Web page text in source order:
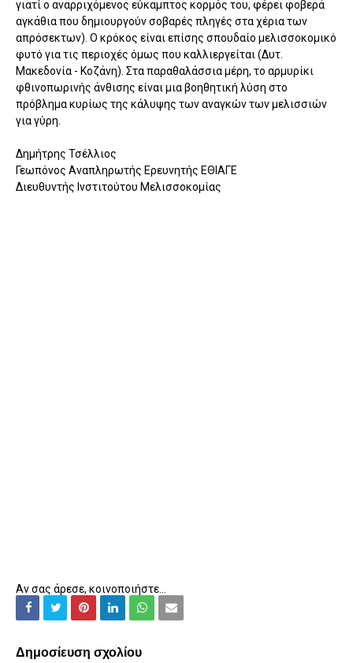
γιατί ο αναρριχόμενος εύκαμπτος κορμός του, φέρει φοβερά
αγκάθια που δημιουργούν σοβαρές πληγές στα χέρια των
απρόσεκτων). Ο κρόκος είναι επίσης σπουδαίο μελισσοκομικό
φυτό για τις περιοχές όμως που καλλιεργείται (Δυτ.
Μακεδονία - Κοζάνη). Στα παραθαλάσσια μέρη, το αρμυρίκι
φθινοπωρινής άνθισης είναι μια βοηθητική λύση στο
πρόβλημα κυρίως της κάλυψης των αναγκών των μελισσιών
για γύρη.
Δημήτρης Τσέλλιος
Γεωπόνος Αναπληρωτής Ερευνητής ΕΘΙΑΓΕ
Διευθυντής Ινστιτούτου Μελισσοκομίας
Αν σας άρεσε, κοινοποιήστε...
Δημοσίευση σχολίου